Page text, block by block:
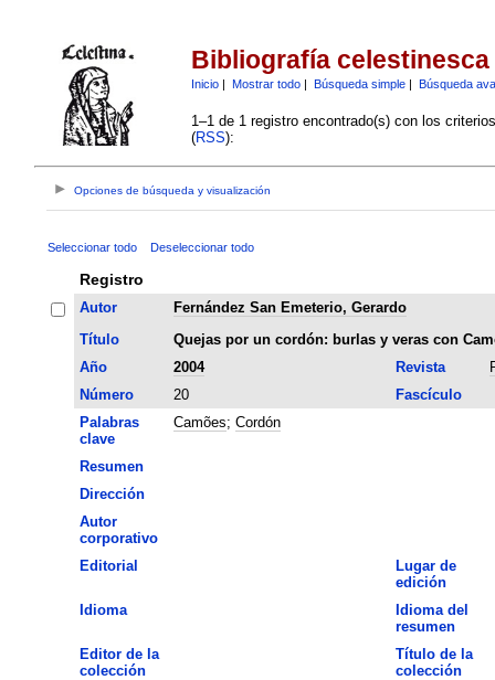
Bibliografía celestinesca
Inicio| Mostrar todo| Búsqueda simple| Búsqueda
1–1 de 1 registro encontrado(s) con los
(RSS):
Opciones de búsqueda y visualización
Seleccionar todo Deseleccionar todo
Registro
Autor
Fernández San Emeterio, Gerardo
Título
Quejas por un cordón: burlas y veras con
Año
2004 Revista
Número
20
Fascículo
Palabras
clave
Camões; Cordón
Resumen
Dirección
Autor
corporativo
Editorial
Lugar de
edición
Idioma
Idioma del
resumen
Editor de la
colección
Título de la
colección